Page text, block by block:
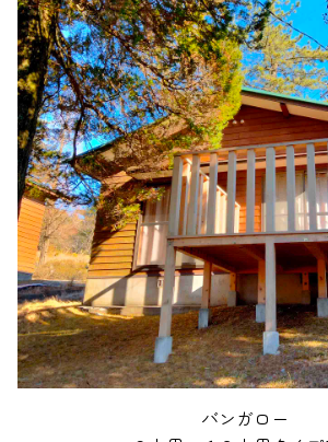
バンガロー